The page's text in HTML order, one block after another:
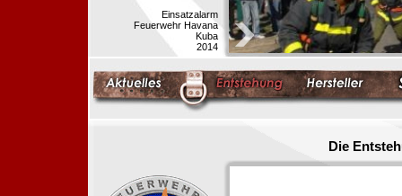
Einsatzalarm
Feuerwehr Havana
Kuba
2014
Die